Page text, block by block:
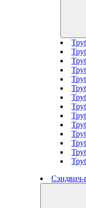
Сэндвич-